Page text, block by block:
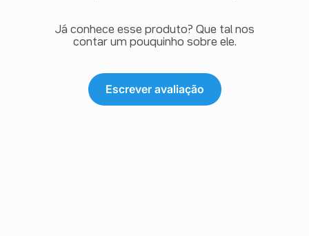
Já conhece esse produto? Que tal nos
contar um pouquinho sobre ele.
Escrever avaliação